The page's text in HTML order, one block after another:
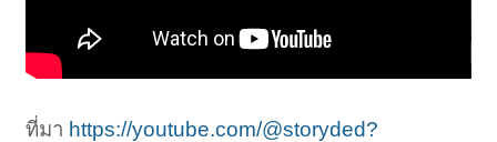
ที่มา https://youtube.com/@storyded?